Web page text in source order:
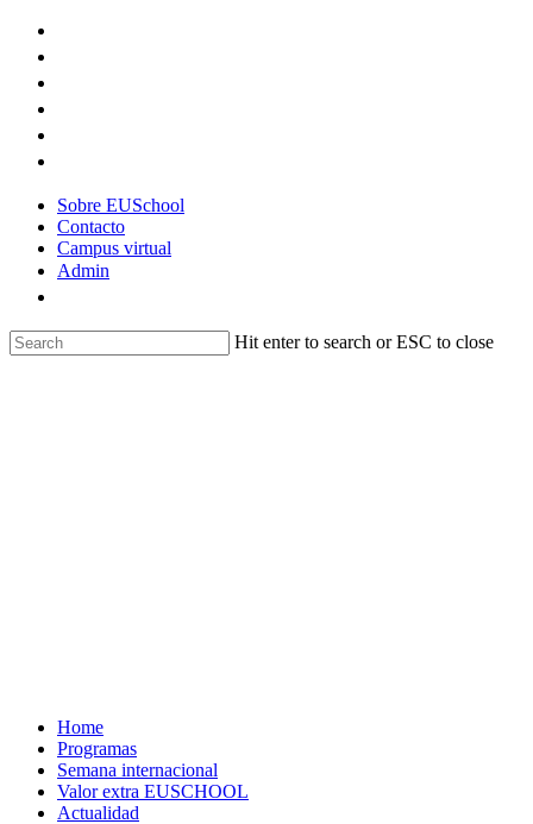
Skip
content
Sobre EUSchool
Contacto
Campus virtual
Admin
Hit enter to search or ESC to close
Home
Programas
Semana internacional
Valor extra EUSCHOOL
Actualidad